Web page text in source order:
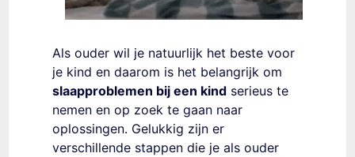
Als ouder wil je natuurlijk het beste voor
je kind en daarom is het belangrijk om
slaapproblemen bij een kindserieus te
nemen en op zoek te gaan naar
oplossingen. Gelukkig zijn er
verschillende stappen die je als ouder